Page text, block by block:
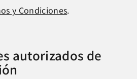
y Condiciones.
autorizados de